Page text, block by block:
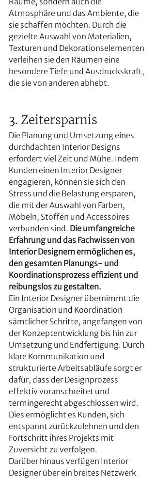
Atmosphäre und das Ambiente, die
sie schaffen möchten. Durch die
gezielte Auswahl von Materialien,
Texturen und Dekorationselementen
verleihen sie den Räumen eine
besondere Tiefe und Ausdruckskraft,
die sie von anderen abhebt.
3. Zeitersparnis
Die Planung und Umsetzung eines
durchdachten Interior Designs
erfordert viel Zeit und Mühe. Indem
Kunden einen Interior Designer
engagieren, können sie sich den
Stress und die Belastung ersparen,
die mit der Auswahl von Farben,
Möbeln, Stoffen und Accessoires
verbunden sind. Die umfangreiche
Erfahrung und das Fachwissen von
Interior Designern ermöglichen es,
den gesamten Planungs- und
Koordinationsprozess effizient und
reibungslos zu gestalten.
Ein Interior Designer übernimmt die
Organisation und Koordination
sämtlicher Schritte, angefangen von
der Konzeptentwicklung bis hin zur
Umsetzung und Endfertigung. Durch
klare Kommunikation und
strukturierte Arbeitsabläufe sorgt er
dafür, dass der Designprozess
effektiv voranschreitet und
termingerecht abgeschlossen wird.
Dies ermöglicht es Kunden, sich
entspannt zurückzulehnen und den
Fortschritt ihres Projekts mit
Zuversicht zu verfolgen.
Darüber hinaus verfügen Interior
Designer über ein breites Netzwerk